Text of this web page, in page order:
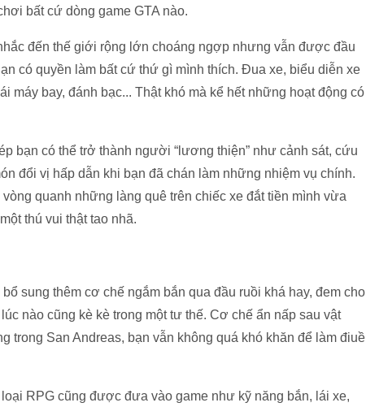
đến thế giới rộng lớn choáng ngợp nhưng vẫn được đầu
có quyền làm bất cứ thứ gì mình thích. Đua xe, biểu diễn xe
máy bay, đánh bạc... Thật khó mà kể hết những hoạt động có
bạn có thể trở thành người “lương thiện” như cảnh sát, cứu
đổi vị hấp dẫn khi bạn đã chán làm những nhiệm vụ chính.
quanh những làng quê trên chiếc xe đắt tiền mình vừa
thú vui thật tao nhã.
sung thêm cơ chế ngắm bắn qua đầu ruồi khá hay, đem cho
nào cũng kè kè trong một tư thế. Cơ chế ẩn nấp sau vật
trong San Andreas, bạn vẫn không quá khó khăn để làm điuề
RPG cũng được đưa vào game như kỹ năng bắn, lái xe,